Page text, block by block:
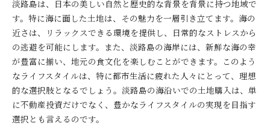
淡路島は、日本の美しい自然と歴史的な背景を背景に持つ地域で
す。特に海に面した土地は、その魅力を一層引き立てます。海の
近さは、リラックスできる環境を提供し、日常的なストレスから
の逃避を可能にします。また、淡路島の海岸には、新鮮な海の幸
が豊富に揃い、地元の食文化を楽しむことができます。このよう
なライフスタイルは、特に都市生活に疲れた人々にとって、理想
的な選択肢となるでしょう。淡路島の海沿いでの土地購入は、単
に不動産投資だけでなく、豊かなライフスタイルの実現を目指す
選択とも言えるのです。